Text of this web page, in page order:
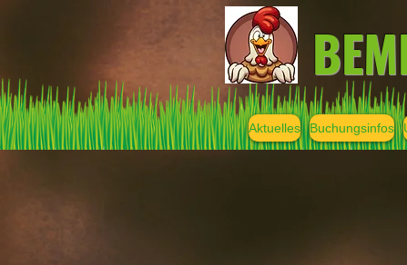
Aktuelles Buchungsinfos